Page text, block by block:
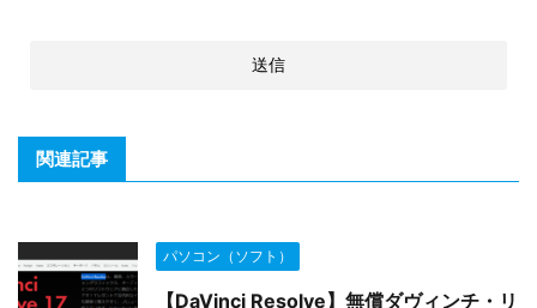
関連記事
パソコン（ソフト）
【DaVinci Resolve】無償ダヴィンチ・リ